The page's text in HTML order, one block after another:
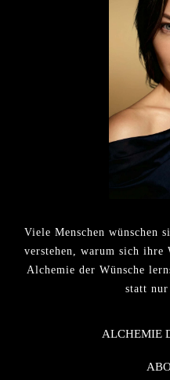
Viele Menschen wünschen
verstehen, warum sich
Alchemie der Wünsche
statt
ALCHEMIE